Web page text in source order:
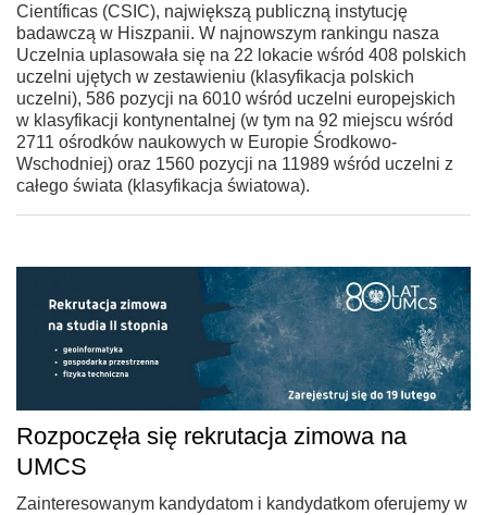
Científicas (CSIC), największą publiczną instytucję
badawczą w Hiszpanii. W najnowszym rankingu nasza
Uczelnia uplasowała się na 22 lokacie wśród 408 polskich
uczelni ujętych w zestawieniu (klasyfikacja polskich
uczelni), 586 pozycji na 6010 wśród uczelni europejskich
w klasyfikacji kontynentalnej (w tym na 92 miejscu wśród
2711 ośrodków naukowych w Europie Środkowo-
Wschodniej) oraz 1560 pozycji na 11989 wśród uczelni z
całego świata (klasyfikacja światowa).
Rozpoczęła się rekrutacja zimowa na
UMCS
Zainteresowanym kandydatom i kandydatkom oferujemy w